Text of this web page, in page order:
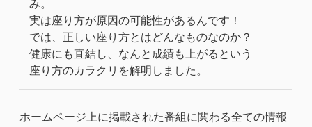
み。
実は座り方が原因の可能性があるんです！
では、正しい座り方とはどんなものなのか？
健康にも直結し、なんと成績も上がるという
座り方のカラクリを解明しました。
ホームページ上に掲載された番組に関わる全ての情報